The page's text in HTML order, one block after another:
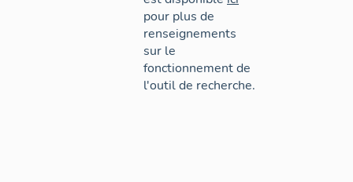
pour plus de
renseignements
sur le
fonctionnement de
l'outil de recherche.